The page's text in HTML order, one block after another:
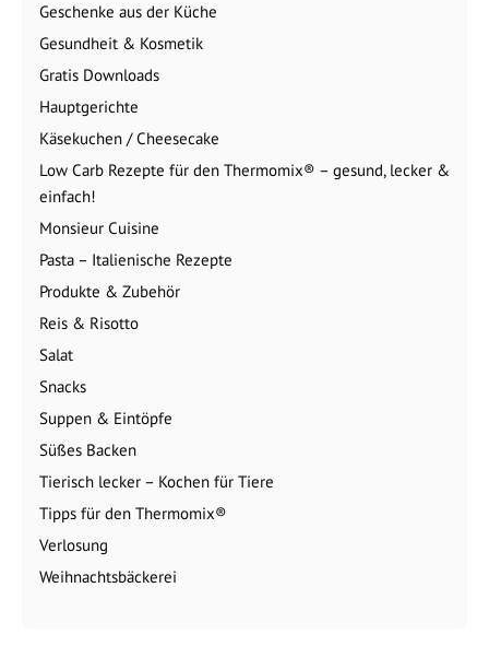
Geschenke aus der Küche
Gesundheit & Kosmetik
Gratis Downloads
Hauptgerichte
Käsekuchen / Cheesecake
Low Carb Rezepte für den Thermomix® – gesund, lecker &
einfach!
Monsieur Cuisine
Pasta – Italienische Rezepte
Produkte & Zubehör
Reis & Risotto
Salat
Snacks
Suppen & Eintöpfe
Süßes Backen
Tierisch lecker – Kochen für Tiere
Tipps für den Thermomix®
Verlosung
Weihnachtsbäckerei